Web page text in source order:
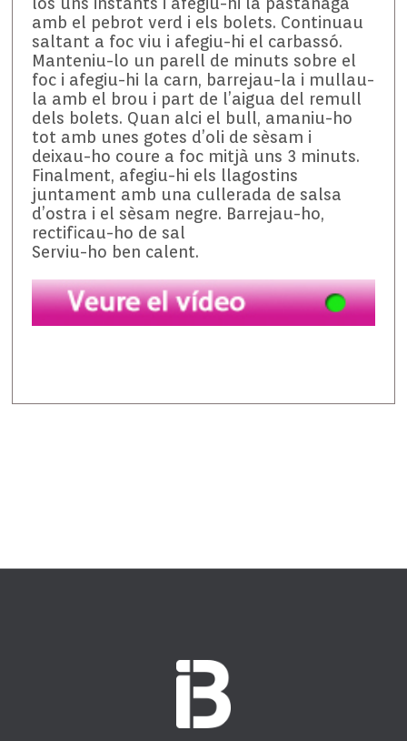
amb el pebrot verd i els bolets. Continuau
saltant a foc viu i afegiu-hi el carbassó.
Manteniu-lo un parell de minuts sobre el
foc i afegiu-hi la carn, barrejau-la i mullau-
la amb el brou i part de l’aigua del remull
dels bolets. Quan alci el bull, amaniu-ho
tot amb unes gotes d’oli de sèsam i
deixau-ho coure a foc mitjà uns 3 minuts.
Finalment, afegiu-hi els llagostins
juntament amb una cullerada de salsa
d’ostra i el sèsam negre. Barrejau-ho,
rectificau-ho de sal
Serviu-ho ben calent.